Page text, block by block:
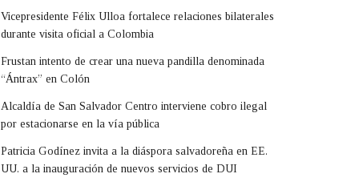
Vicepresidente Félix Ulloa fortalece relaciones bilaterales
durante visita oficial a Colombia
Frustan intento de crear una nueva pandilla denominada
“Ántrax” en Colón
Alcaldía de San Salvador Centro interviene cobro ilegal
por estacionarse en la vía pública
Patricia Godínez invita a la diáspora salvadoreña en EE.
UU. a la inauguración de nuevos servicios de DUI